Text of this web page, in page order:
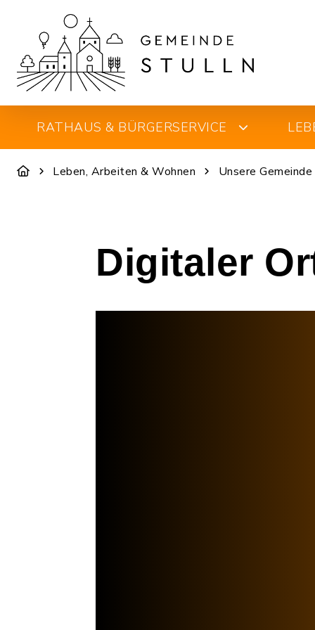
RATHAUS & BÜRGERSERVICE
Leben, Arbeiten & Wohnen Unsere Gemeinde
Digitaler